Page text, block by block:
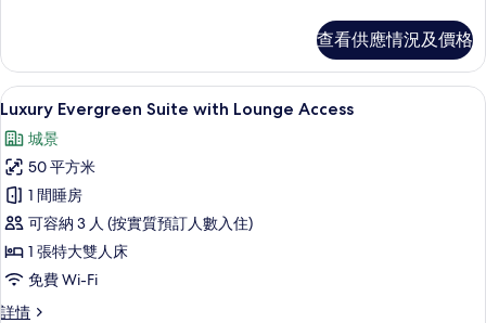
的
相
片
View
Lounge
Access
情
查看供應情況及價格
載
入
所
有
Luxury
Evergreen
Suite
with
Lounge
Luxury Evergreen Suite with Lounge
6
Luxury Evergreen Suite with Lounge Access
城景
50 平方米
1 間睡房
可容納 3 人 (按實質預訂人數入住)
1 張特大雙人床
免費 Wi-Fi
詳情
Luxury